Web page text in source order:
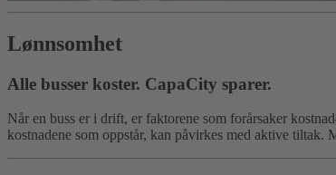
Lønnsomhet
Alle busser koster. CapaCity sparer.
Når en buss er i drift, er faktorene som forårsaker
kostnadene som oppstår, kan påvirkes med aktive